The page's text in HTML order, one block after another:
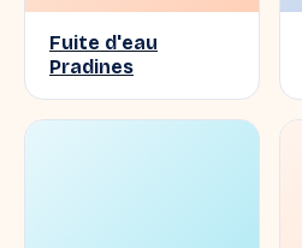
Fuite d'eau
Pradines